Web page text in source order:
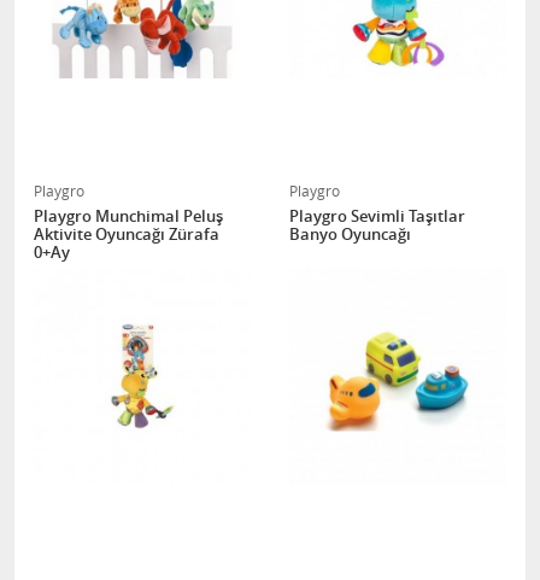
Playgro
Playgro Munchimal Peluş
Aktivite Oyuncağı Zürafa
0+Ay
Playgro
Playgro Sevimli Taşıtlar
Banyo Oyuncağı